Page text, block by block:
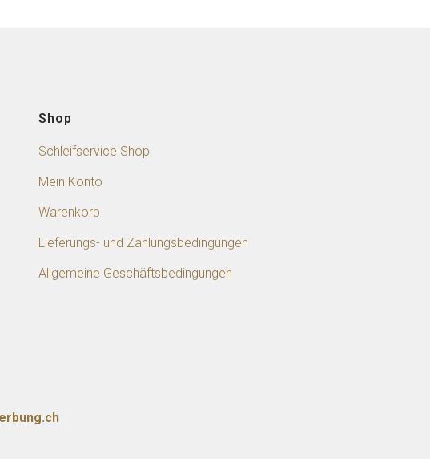
Shop
Schleifservice Shop
Mein Konto
Warenkorb
Lieferungs- und Zahlungsbedingungen
Allgemeine Geschäftsbedingungen